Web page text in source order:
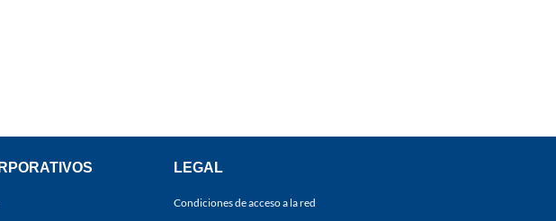
LEGAL
Condiciones de acceso a la red